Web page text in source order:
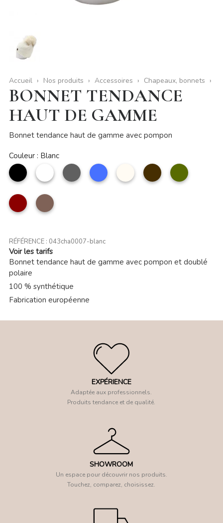
Accueil Nos produits Accessoires Chapeaux, bonnets
BONNET TENDANCE
HAUT DE GAMME
Bonnet tendance haut de gamme avec pompon
Couleur : Blanc
noir Blanc Gris Bleu Beige Café kaki
Rouge
foncé
taupe
RÉFÉRENCE : 043cha0007-blanc
Voir les tarifs
Bonnet tendance haut de gamme avec pompon et doublé
polaire
100 % synthétique
Fabrication européenne
EXPÉRIENCE
Adaptée aux professionnels.
Produits tendance et de qualité.
SHOWROOM
Un espace pour découvrir nos produits.
Touchez, comparez, choisissez.